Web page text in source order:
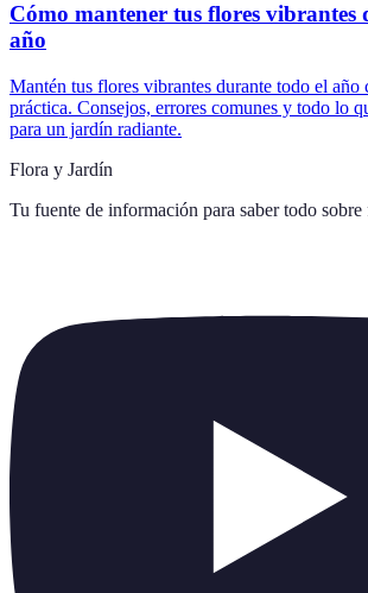
Cómo mantener tus flores vibrantes
año
Mantén tus flores vibrantes durante todo el año
práctica. Consejos, errores comunes y todo lo
para un jardín radiante.
Flora y Jardín
Tu fuente de información para saber todo sobre